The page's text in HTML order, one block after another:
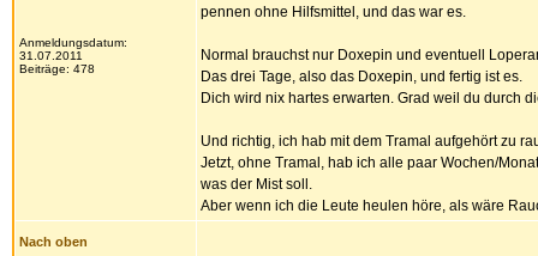
Anmeldungsdatum:
31.07.2011
Beiträge: 478
pennen ohne Hilfsmittel, und das war es.
Normal brauchst nur Doxepin und eventuell
Das drei Tage, also das Doxepin, und fertig ist es.
Dich wird nix hartes erwarten. Grad weil du durch
Und richtig, ich hab mit dem Tramal aufgehört zu
Jetzt, ohne Tramal, hab ich alle paar Wochen/
was der Mist soll.
Aber wenn ich die Leute heulen höre, als wäre
Nach oben